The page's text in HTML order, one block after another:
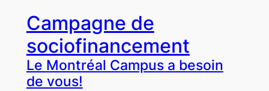
Campagne de
sociofinancement
Le Montréal Campusa besoin
de vous!